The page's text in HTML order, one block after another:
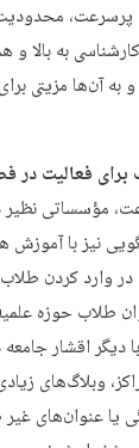
پرسرعت،
به بالا و
آن‌ها مزیتی
مؤسساتی
نیز با آموزش
وارد کردن
طلاب حوزه
اقشار
وبلاگ‌های
یا عنوان‌های غیر